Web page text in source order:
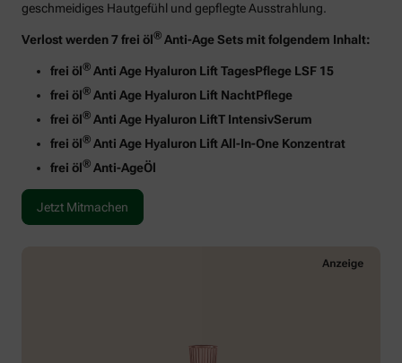
geschmeidiges Hautgefühl und gepflegte Ausstrahlung.
Verlost werden 7 frei öl® Anti-Age Sets mit folgendem Inhalt:
frei öl® Anti Age Hyaluron Lift TagesPflege LSF 15
frei öl® Anti Age Hyaluron Lift NachtPflege
frei öl® Anti Age Hyaluron LiftT IntensivSerum
frei öl® Anti Age Hyaluron Lift All-In-One Konzentrat
frei öl® Anti-AgeÖl
Jetzt Mitmachen